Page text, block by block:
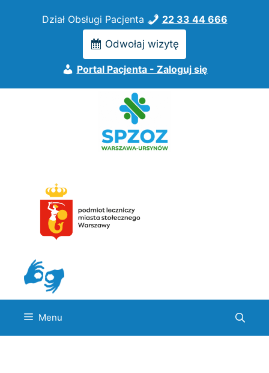
Dział Obsługi Pacjenta 22 33 44 666
Odwołaj wizytę
Portal Pacjenta - Zaloguj się
Menu